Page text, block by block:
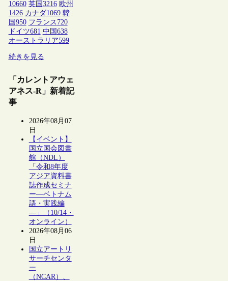
10660 英国 3216 欧州
1426 カナダ1069 韓
国 950 フランス 720
ドイツ681 中国 638
オーストラリア599
続きを見る
「カレントアウェ
アネス-R」新着記
事
2026年08月07
日
【イベント】
国立国会図書
館（NDL）
「令和8年度
アジア資料書
誌作成セミナ
ー―ベトナム
語・実践編
―」（10/14・
オンライン）
2026年08月06
日
国立アートリ
サーチセンタ
ー
（NCAR）、